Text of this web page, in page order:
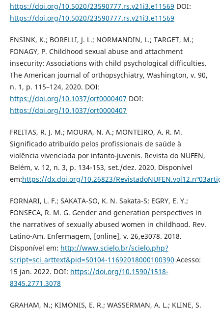
https://doi.org/10.5020/23590777.rs.v21i3.e11569 DOI:
https://doi.org/10.5020/23590777.rs.v21i3.e11569
ENSINK, K.; BORELLI, J. L.; NORMANDIN, L.; TARGET, M.;
FONAGY, P. Childhood sexual abuse and attachment
insecurity: Associations with child psychological difficulties.
The American journal of orthopsychiatry, Washington, v. 90,
n. 1, p. 115–124, 2020. DOI:
https://doi.org/10.1037/ort0000407 DOI:
https://doi.org/10.1037/ort0000407
FREITAS, R. J. M.; MOURA, N. A.; MONTEIRO, A. R. M.
Significado atribuído pelos profissionais de saúde à
violência vivenciada por infanto-juvenis. Revista do NUFEN,
Belém, v. 12, n. 3, p. 134-153, set./dez. 2020. Disponível
em:https://dx.doi.org/10.26823/
FORNARI, L. F.; SAKATA-SO, K. N. Sakata-S; EGRY, E. Y.;
FONSECA, R. M. G. Gender and generation perspectives in
the narratives of sexually abused women in childhood. Rev.
Latino-Am. Enfermagem, [online], v. 26,e3078. 2018.
Disponível em: http://www.scielo.br/scielo.php?
script=sci_arttext&pid=S0104-11692018000100390 Acesso:
15 jan. 2022. DOI: https://doi.org/10.1590/1518-
8345.2771.3078
GRAHAM, N.; KIMONIS, E. R.; WASSERMAN, A. L.; KLINE, S.